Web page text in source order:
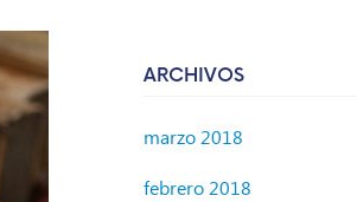
ARCHIVOS
marzo 2018
febrero 2018